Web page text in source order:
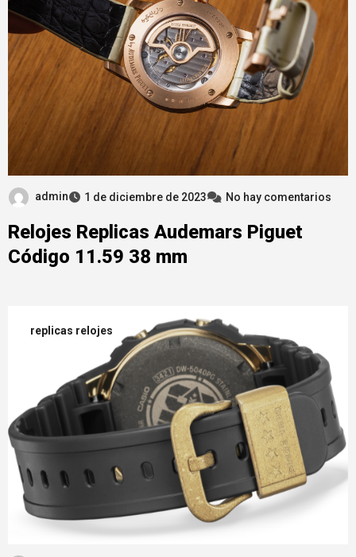
admin 1 de diciembre de 2023 No hay comentarios
Relojes Replicas Audemars Piguet
Código 11.59 38 mm
replicas relojes